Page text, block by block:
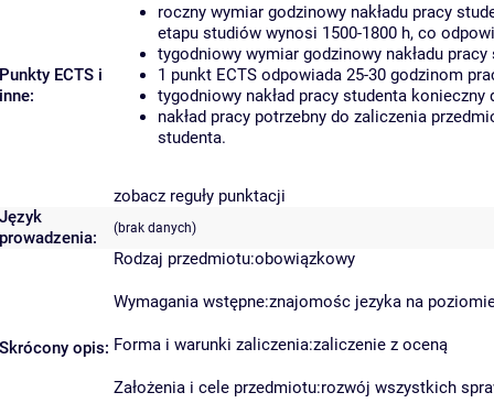
Punkty ECTS i
inne:
roczny wymiar godzinowy nakładu pracy
etapu studiów wynosi 1500-1800 h, co
tygodniowy wymiar godzinowy nakładu
1 punkt ECTS odpowiada 25-30 godzinom
tygodniowy nakład pracy studenta
nakład pracy potrzebny do zaliczenia
studenta.
zobacz reguły punktacji
Język
prowadzenia:
(brak danych)
Skrócony opis:
Rodzaj przedmiotu:obowiązkowy
Wymagania wstępne:znajomośc jezyka na
Forma i warunki zaliczenia:zaliczenie z oceną
Założenia i cele przedmiotu:rozwój wszystkich